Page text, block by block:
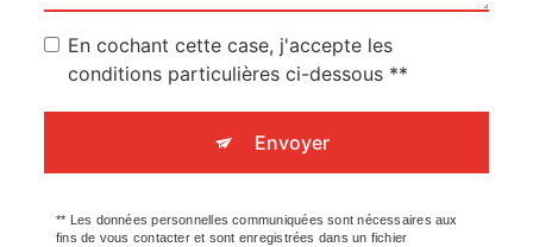
En cochant cette case, j'accepte les
conditions particulières ci-dessous **
Envoyer
** Les données personnelles communiquées sont nécessaires aux
fins de vous contacter et sont enregistrées dans un fichier